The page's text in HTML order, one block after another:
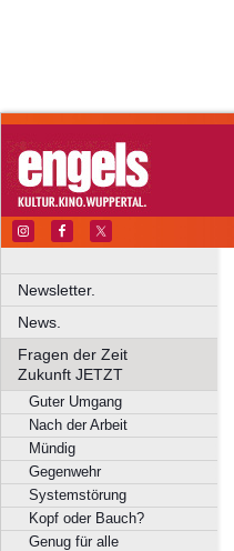
Newsletter.
News.
Fragen der Zeit
Zukunft JETZT
Guter Umgang
Nach der Arbeit
Mündig
Gegenwehr
Systemstörung
Kopf oder Bauch?
Genug für alle